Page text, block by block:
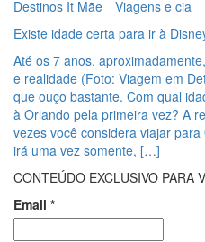
Destinos It Mãe
Viagens e cia
Existe idade certa para ir à
Até os 7 anos,
e realidade (Foto: Viagem em
que ouço bastante. Com qual
à Orlando pela primeira vez? A
vezes você considera viajar
irá uma vez somente, […]
CONTEÚDO EXCLUSIVO PARA
Email *